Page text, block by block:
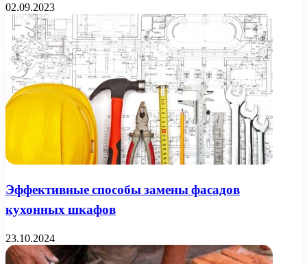
02.09.2023
Эффективные способы замены фасадов
кухонных шкафов
23.10.2024